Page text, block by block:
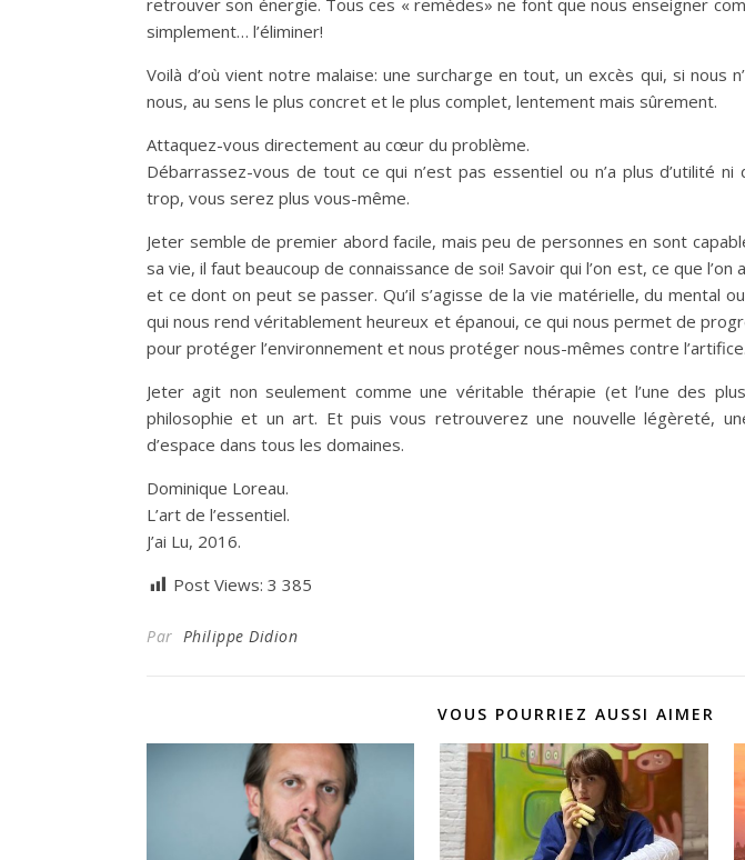
retrouver son énergie. Tous ces « remèdes» ne font que nous enseigner
simplement… l’éliminer!
Voilà d’où vient notre malaise: une surcharge en tout, un excès qui, si nous
nous, au sens le plus concret et le plus complet, lentement mais sûrement.
Attaquez-vous directement au cœur du problème.
Débarrassez-vous de tout ce qui n’est pas essentiel ou n’a plus d’utilité
trop, vous serez plus vous-même.
Jeter semble de premier abord facile, mais peu de personnes en sont
sa vie, il faut beaucoup de connaissance de soi! Savoir qui l’on est, ce que
et ce dont on peut se passer. Qu’il s’agisse de la vie matérielle, du mental
qui nous rend véritablement heureux et épanoui, ce qui nous permet de
pour protéger l’environnement et nous protéger nous-mêmes contre l’artifice.
Jeter agit non seulement comme une véritable thérapie (et l’une des
philosophie et un art. Et puis vous retrouverez une nouvelle légèreté,
d’espace dans tous les domaines.
Dominique Loreau.
L’art de l’essentiel.
J’ai Lu, 2016.
Post Views: 3 385
Par Philippe Didion
VOUS POURRIEZ AUSSI AIMER